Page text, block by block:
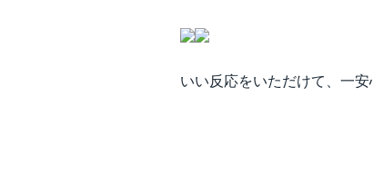
いい反応をいただけて、一